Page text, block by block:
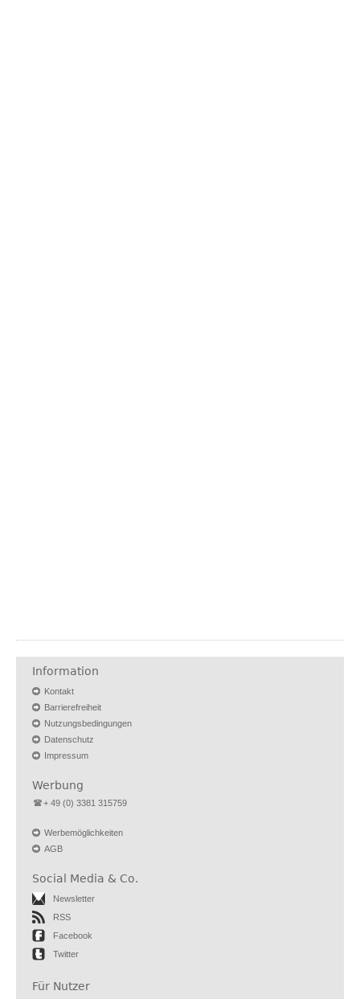
Information
Kontakt
Barrierefreiheit
Nutzungsbedingungen
Datenschutz
Impressum
Werbung
+ 49 (0) 3381 315759
Werbemöglichkeiten
AGB
Social Media & Co.
Newsletter
RSS
Facebook
Twitter
Für Nutzer